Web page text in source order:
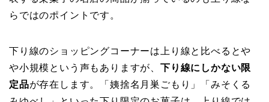
らではのポイントです。
下り線のショッピングコーナーは上り線と比べるとや
や小規模という声もありますが、 下り線にしかない限
定品が存在します。「姨捨名月巣ごもり」「みそくる